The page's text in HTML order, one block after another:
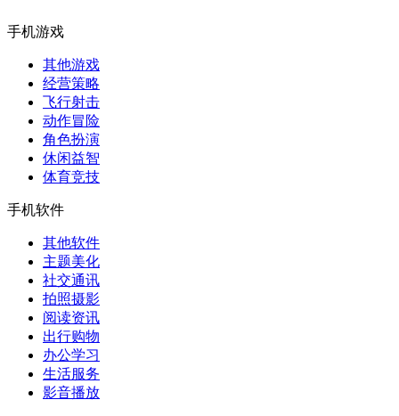
手机游戏
其他游戏
经营策略
飞行射击
动作冒险
角色扮演
休闲益智
体育竞技
手机软件
其他软件
主题美化
社交通讯
拍照摄影
阅读资讯
出行购物
办公学习
生活服务
影音播放